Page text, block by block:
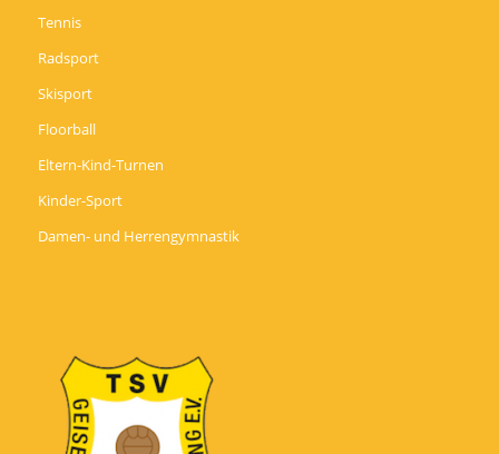
Tennis
Radsport
Skisport
Floorball
Eltern-Kind-Turnen
Kinder-Sport
Damen- und Herrengymnastik